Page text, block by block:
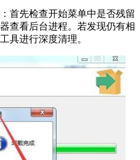
首先检查开始菜单中是否残留
查看后台进程。若发现仍有相
具进行深度清理。